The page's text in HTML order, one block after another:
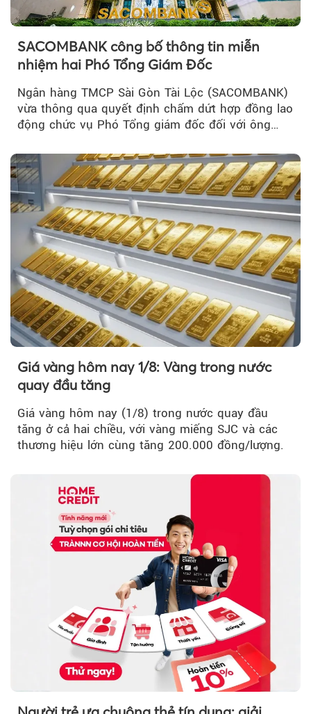
SACOMBANK công bố thông tin miễn
nhiệm hai Phó Tổng Giám Đốc
Ngân hàng TMCP Sài Gòn Tài Lộc (SACOMBANK)
vừa thông qua quyết định chấm dứt hợp đồng lao
động chức vụ Phó Tổng giám đốc đối với ông
Giá vàng hôm nay 1/8: Vàng trong nước
quay đầu tăng
Giá vàng hôm nay (1/8) trong nước quay đầu
tăng ở cả hai chiều, với vàng miếng SJC và các
thương hiệu lớn cùng tăng 200.000 đồng/lượng.